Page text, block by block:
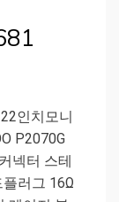
인치모니
P2070G
넥터 스테
러그 16Ω